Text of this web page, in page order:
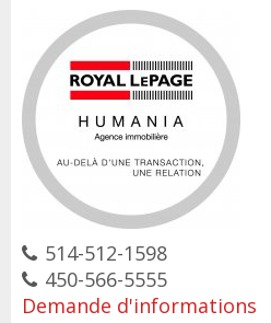
514-512-1598
450-566-5555
Demande d'informations